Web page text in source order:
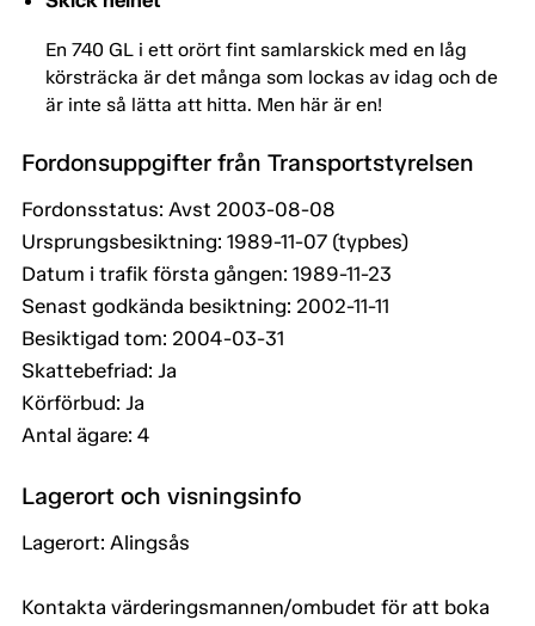
En 740 GL i ett orört fint samlarskick med en låg
körsträcka är det många som lockas av idag och de
är inte så lätta att hitta. Men här är en!
Fordonsuppgifter från Transportstyrelsen
Fordonsstatus: Avst 2003-08-08
Ursprungsbesiktning: 1989-11-07 (typbes)
Datum i trafik första gången: 1989-11-23
Senast godkända besiktning: 2002-11-11
Besiktigad tom: 2004-03-31
Skattebefriad: Ja
Körförbud: Ja
Antal ägare: 4
Lagerort och visningsinfo
Lagerort: Alingsås
Kontakta värderingsmannen/ombudet för att boka